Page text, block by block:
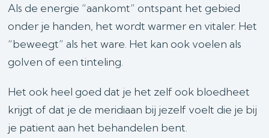
Als de energie “aankomt” ontspant het gebied
onder je handen, het wordt warmer en vitaler. Het
“beweegt” als het ware. Het kan ook voelen als
golven of een tinteling.
Het ook heel goed dat je het zelf ook bloedheet
krijgt of dat je de meridiaan bij jezelf voelt die je bij
je patient aan het behandelen bent.